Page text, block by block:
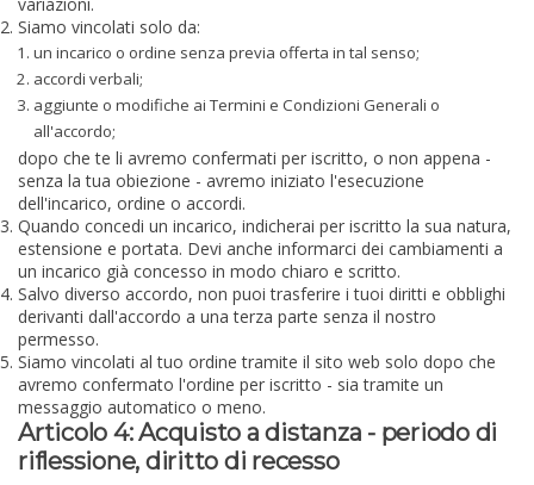
Siamo vincolati solo da:
un incarico o ordine senza previa offerta in tal senso;
accordi verbali;
aggiunte o modifiche ai Termini e Condizioni Generali o
all'accordo;
dopo che te li avremo confermati per iscritto, o non appena -
senza la tua obiezione - avremo iniziato l'esecuzione
dell'incarico, ordine o accordi.
Quando concedi un incarico, indicherai per iscritto la sua natura,
estensione e portata. Devi anche informarci dei cambiamenti a
un incarico già concesso in modo chiaro e scritto.
Salvo diverso accordo, non puoi trasferire i tuoi diritti e obblighi
derivanti dall'accordo a una terza parte senza il nostro
permesso.
Siamo vincolati al tuo ordine tramite il sito web solo dopo che
avremo confermato l'ordine per iscritto - sia tramite un
messaggio automatico o meno.
Articolo 4: Acquisto a distanza - periodo di
riflessione, diritto di recesso